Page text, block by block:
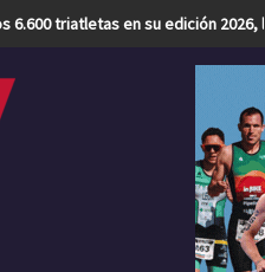
triatletas en su edición 2026,